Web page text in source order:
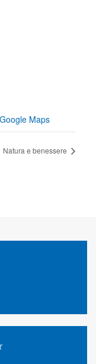
Maps
Natura e benessere